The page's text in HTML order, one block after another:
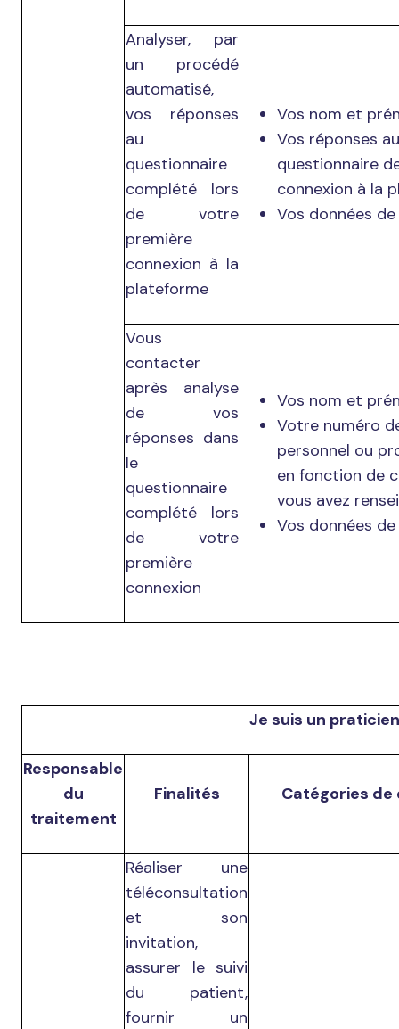
Analyser, par
un procédé
automatisé,
vos réponses
au
questionnaire
complété lors
de votre
première
connexion à la
plateforme
Vos nom et
Vos réponses au
questionnaire
connexion à la
Vos données
Vous
contacter
après analyse
de vos
réponses dans
le
questionnaire
complété lors
de votre
première
connexion
Vos nom et
Votre numéro
personnel ou
en fonction de
vous avez
Vos données
Je suis un
Responsable
du
traitement
Finalités Catégories de
Réaliser une
téléconsultation
et son
invitation,
assurer le suivi
du patient,
fournir un